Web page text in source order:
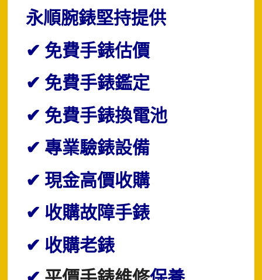
永順腕錶堅持提供
✔ 免費手錶估價
✔ 免費手錶鑑定
✔ 免費手錶換電池
✔ 專業驗錶設備
✔ 現金高價收購
✔ 收購故障手錶
✔ 收購老錶